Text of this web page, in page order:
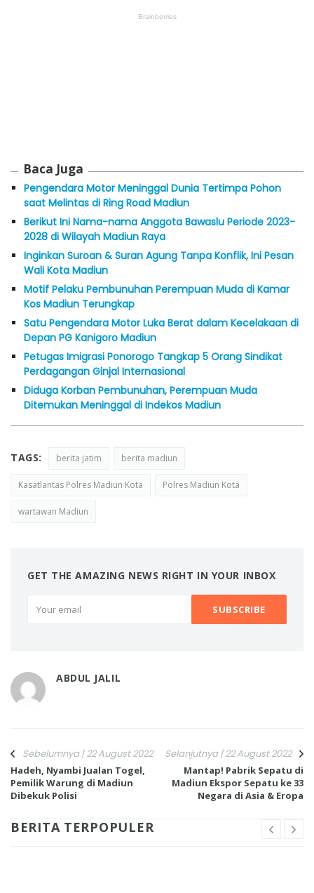
Baca Juga
Pengendara Motor Meninggal Dunia Tertimpa Pohon
saat Melintas di Ring Road Madiun
Berikut Ini Nama-nama Anggota Bawaslu Periode 2023-
2028 di Wilayah Madiun Raya
Inginkan Suroan & Suran Agung Tanpa Konflik, Ini Pesan
Wali Kota Madiun
Motif Pelaku Pembunuhan Perempuan Muda di Kamar
Kos Madiun Terungkap
Satu Pengendara Motor Luka Berat dalam Kecelakaan di
Depan PG Kanigoro Madiun
Petugas Imigrasi Ponorogo Tangkap 5 Orang Sindikat
Perdagangan Ginjal Internasional
Diduga Korban Pembunuhan, Perempuan Muda
Ditemukan Meninggal di Indekos Madiun
TAGS: berita jatim berita madiun
Kasatlantas Polres Madiun Kota Polres Madiun Kota
wartawan Madiun
GET THE AMAZING NEWS RIGHT IN YOUR INBOX
ABDUL JALIL
Sebelumnya | 22 August 2022
Hadeh, Nyambi Jualan Togel,
Pemilik Warung di Madiun
Dibekuk Polisi
Selanjutnya | 22 August 2022
Mantap! Pabrik Sepatu di
Madiun Ekspor Sepatu ke 33
Negara di Asia & Eropa
BERITA TERPOPULER